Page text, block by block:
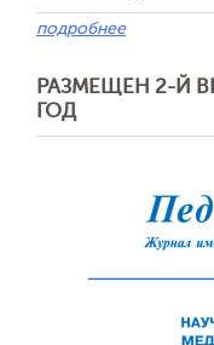
подробнее
РАЗМЕЩЕН 2-Й
ГОД